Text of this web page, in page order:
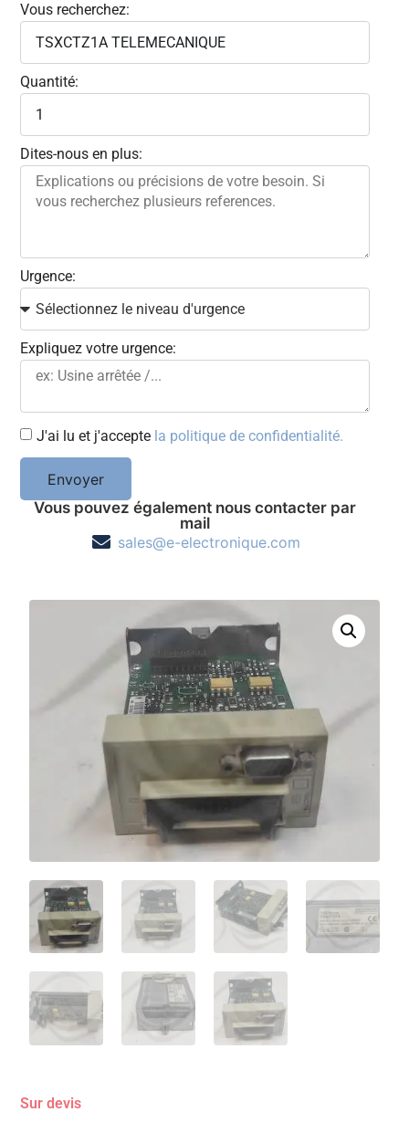
Vous recherchez:
Quantité:
Dites-nous en plus:
Urgence:
Expliquez votre urgence:
J'ai lu et j'accepte la politique de confidentialité.
Envoyer
Vous pouvez également nous contacter par
mail
sales@e-electronique.com
Sur devis